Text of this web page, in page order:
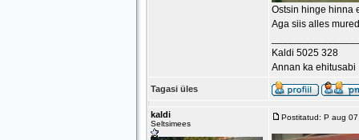
Ostsin hinge hinna
Aga siis alles
Kaldi 5025 328
Annan ka ehitusabi
Tagasi üles
kaldi
Seltsimees
Postitatud: P aug